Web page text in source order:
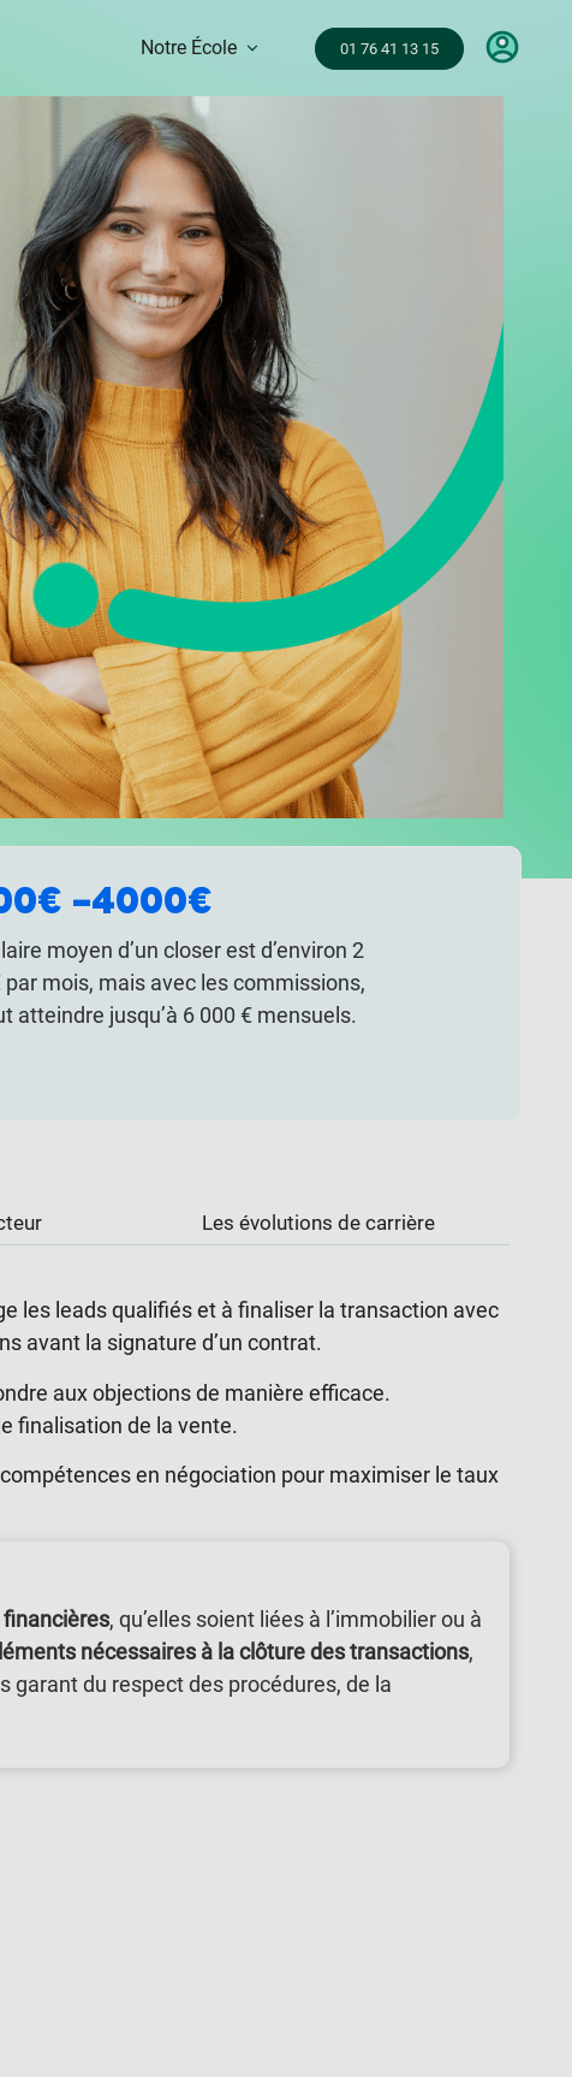
Notre École 01 76 41 13 15
–4000€
moyen d’un closer est d’environ 2
par mois, mais avec les commissions,
atteindre jusqu’à 6 000 € mensuels.
Les évolutions de carrière
les leads qualifiés et à finaliser la transaction avec
avant la signature d’un contrat.
aux objections de manière efficace.
finalisation de la vente.
en négociation pour maximiser le taux
, qu’elles soient liées à l’immobilier ou à
nécessaires à la clôture des transactions,
garant du respect des procédures, de la